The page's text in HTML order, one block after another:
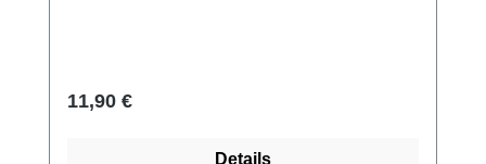
Regulärer Preis:
11,90 €
Details